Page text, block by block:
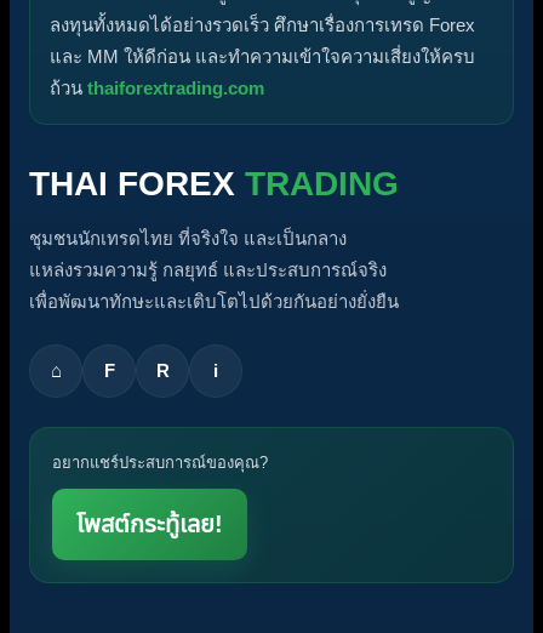
ลงทุนทั้งหมดได้อย่างรวดเร็ว ศึกษาเรื่องการเทรด Forex
และ MM ให้ดีก่อน และทำความเข้าใจความเสี่ยงให้ครบ
ถ้วน thaiforextrading.com
THAI FOREX TRADING
ชุมชนนักเทรดไทย ที่จริงใจ และเป็นกลาง
แหล่งรวมความรู้ กลยุทธ์ และประสบการณ์จริง
เพื่อพัฒนาทักษะและเติบโตไปด้วยกันอย่างยั่งยืน
⌂ F R i
อยากแชร์ประสบการณ์ของคุณ?
โพสต์กระทู้เลย!